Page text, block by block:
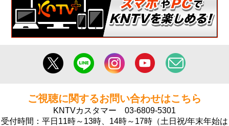
ご視聴に関するお問い合わせはこちら
KNTVカスタマー 03-6809-5301
受付時間：平日11時～13時、14時～17時（土日祝/年末年始は